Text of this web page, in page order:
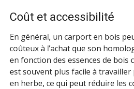
Coût et accessibilité
En général, un carport en bois
coûteux à l’achat que son
en fonction des essences de bois
est souvent plus facile à
en herbe, ce qui peut réduire les